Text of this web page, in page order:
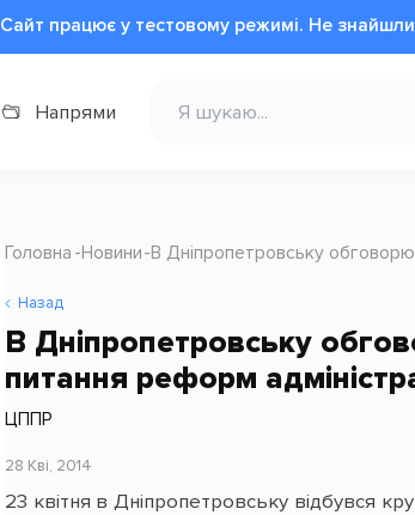
Сайт працює у тестовому режимі. Не знайшли
Напрями
Головна Новини В Дніпропетровську
Назад
В Дніпропетровську
питання реформ
ЦППР
28 Кві, 2014
23 квітня в Дніпропетровську відбувся